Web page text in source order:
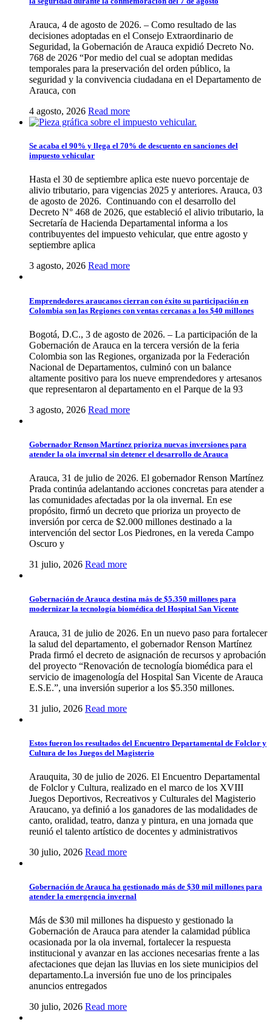
Arauca, 4 de agosto de 2026. – Como resultado de las
decisiones adoptadas en el Consejo Extraordinario de
Seguridad, la Gobernación de Arauca expidió Decreto No.
768 de 2026 “Por medio del cual se adoptan medidas
temporales para la preservación del orden público, la
seguridad y la convivencia ciudadana en el Departamento de
Arauca, con
4 agosto, 2026 Read more
Se acaba el 90% y llega el 70% de descuento en sanciones del
impuesto vehicular
Hasta el 30 de septiembre aplica este nuevo porcentaje de
alivio tributario, para vigencias 2025 y anteriores. Arauca, 03
de agosto de 2026. Continuando con el desarrollo del
Decreto N° 468 de 2026, que estableció el alivio tributario, la
Secretaría de Hacienda Departamental informa a los
contribuyentes del impuesto vehicular, que entre agosto y
septiembre aplica
3 agosto, 2026 Read more
Emprendedores araucanos cierran con éxito su participación en
Colombia son las Regiones con ventas cercanas a los $40 millones
Bogotá, D.C., 3 de agosto de 2026. – La participación de la
Gobernación de Arauca en la tercera versión de la feria
Colombia son las Regiones, organizada por la Federación
Nacional de Departamentos, culminó con un balance
altamente positivo para los nueve emprendedores y artesanos
que representaron al departamento en el Parque de la 93
3 agosto, 2026 Read more
Gobernador Renson Martínez prioriza nuevas inversiones para
atender la ola invernal sin detener el desarrollo de Arauca
Arauca, 31 de julio de 2026. El gobernador Renson Martínez
Prada continúa adelantando acciones concretas para atender a
las comunidades afectadas por la ola invernal. En ese
propósito, firmó un decreto que prioriza un proyecto de
inversión por cerca de $2.000 millones destinado a la
intervención del sector Los Piedrones, en la vereda Campo
Oscuro y
31 julio, 2026 Read more
Gobernación de Arauca destina más de $5.350 millones para
modernizar la tecnología biomédica del Hospital San Vicente
Arauca, 31 de julio de 2026. En un nuevo paso para fortalecer
la salud del departamento, el gobernador Renson Martínez
Prada firmó el decreto de asignación de recursos y aprobación
del proyecto “Renovación de tecnología biomédica para el
servicio de imagenología del Hospital San Vicente de Arauca
E.S.E.”, una inversión superior a los $5.350 millones.
31 julio, 2026 Read more
Estos fueron los resultados del Encuentro Departamental de Folclor y
Cultura de los Juegos del Magisterio
Arauquita, 30 de julio de 2026. El Encuentro Departamental
de Folclor y Cultura, realizado en el marco de los XVIII
Juegos Deportivos, Recreativos y Culturales del Magisterio
Araucano, ya definió a los ganadores de las modalidades de
canto, oralidad, teatro, danza y pintura, en una jornada que
reunió el talento artístico de docentes y administrativos
30 julio, 2026 Read more
Gobernación de Arauca ha gestionado más de $30 mil millones para
atender la emergencia invernal
Más de $30 mil millones ha dispuesto y gestionado la
Gobernación de Arauca para atender la calamidad pública
ocasionada por la ola invernal, fortalecer la respuesta
institucional y avanzar en las acciones necesarias frente a las
afectaciones que dejan las lluvias en los siete municipios del
departamento.La inversión fue uno de los principales
anuncios entregados
30 julio, 2026 Read more